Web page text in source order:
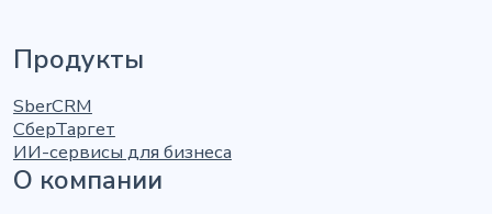
Продукты
SberCRM
СберТаргет
ИИ-сервисы для бизнеса
О компании